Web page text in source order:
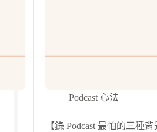
Podcast 心法
【錄 Podcast 最怕的三種